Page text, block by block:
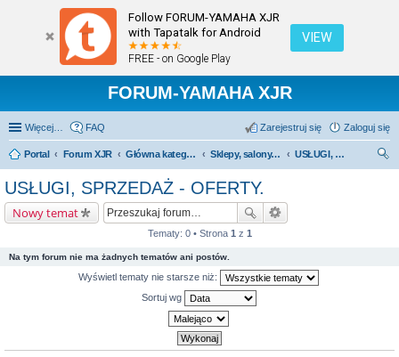
Follow FORUM-YAMAHA XJR
with Tapatalk for Android
FREE - on Google Play
VIEW
FORUM-YAMAHA XJR
Więcej… FAQ Zaloguj się
Zarejestruj się
Portal Forum XJR Główna kategoria forum Sklepy, salony, serwisy - polecamy; odradzamy.
USŁUGI, SPRZEDAŻ - OFERTY.
USŁUGI, SPRZEDAŻ - OFERTY.
Nowy temat
Tematy: 0 • Strona 1 z 1
Na tym forum nie ma żadnych tematów ani postów.
Wyświetl tematy nie starsze niż:
Sortuj wg